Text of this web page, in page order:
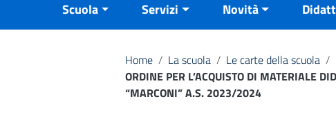
Scuola Servizi Novità
Home / La scuola / Le carte della scuola /
ORDINE PER L’ACQUISTO DI MATERIALE
“MARCONI” A.S. 2023/2024